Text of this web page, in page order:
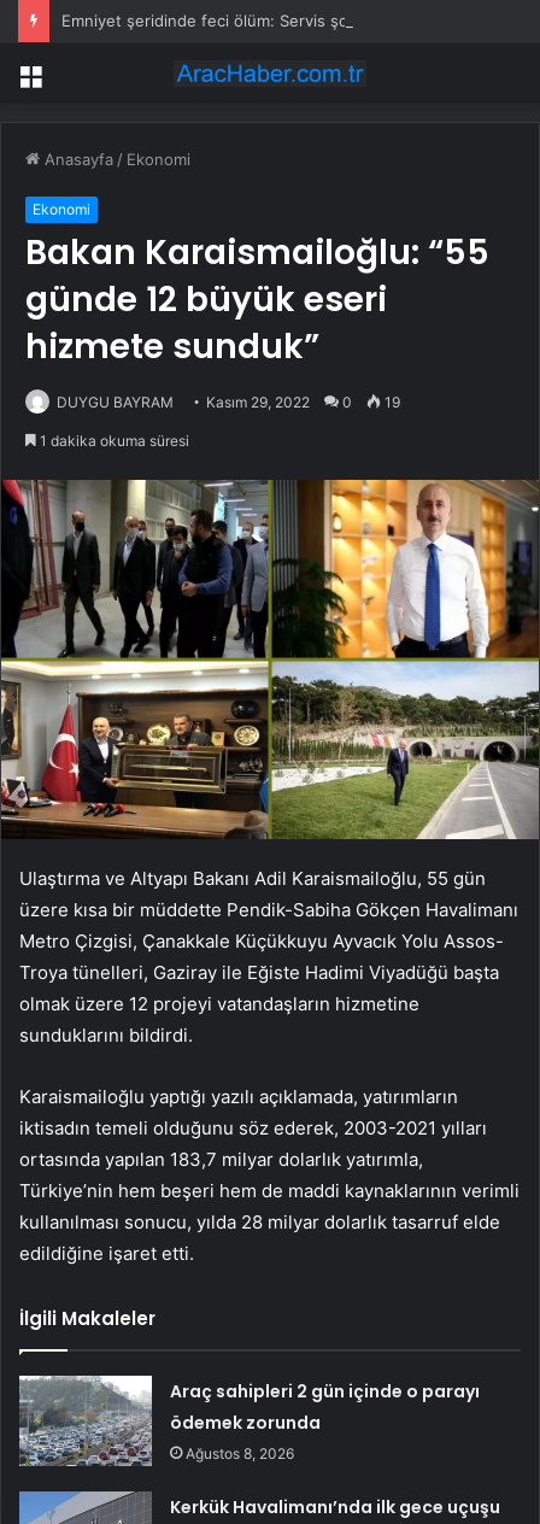
Menü
Anasayfa / Ekonomi
Ekonomi
Bakan Karaismailoğlu: “55
günde 12 büyük eseri
hizmete sunduk”
DUYGU BAYRAM Kasım 29, 2022 0 19
1 dakika okuma süresi
Ulaştırma ve Altyapı Bakanı Adil Karaismailoğlu, 55 gün
üzere kısa bir müddette Pendik-Sabiha Gökçen Havalimanı
Metro Çizgisi, Çanakkale Küçükkuyu Ayvacık Yolu Assos-
Troya tünelleri, Gaziray ile Eğiste Hadimi Viyadüğü başta
olmak üzere 12 projeyi vatandaşların hizmetine
sunduklarını bildirdi.
Karaismailoğlu yaptığı yazılı açıklamada, yatırımların
iktisadın temeli olduğunu söz ederek, 2003-2021 yılları
ortasında yapılan 183,7 milyar dolarlık yatırımla,
Türkiye’nin hem beşeri hem de maddi kaynaklarının verimli
kullanılması sonucu, yılda 28 milyar dolarlık tasarruf elde
edildiğine işaret etti.
İlgili Makaleler
Araç sahipleri 2 gün içinde o parayı
ödemek zorunda
Ağustos 8, 2026
Kerkük Havalimanı’nda ilk gece uçuşu